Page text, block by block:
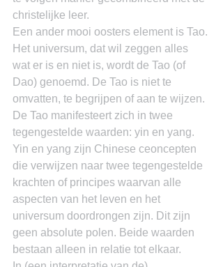
christelijke leer.
Een ander mooi oosters element is Tao.
Het universum, dat wil zeggen alles
wat er is en niet is, wordt de Tao (of
Dao) genoemd. De Tao is niet te
omvatten, te begrijpen of aan te wijzen.
De Tao manifesteert zich in twee
tegengestelde waarden: yin en yang.
Yin en yang zijn Chinese ceoncepten
die verwijzen naar twee tegengestelde
krachten of principes waarvan alle
aspecten van het leven en het
universum doordrongen zijn. Dit zijn
geen absolute polen. Beide waarden
bestaan alleen in relatie tot elkaar.